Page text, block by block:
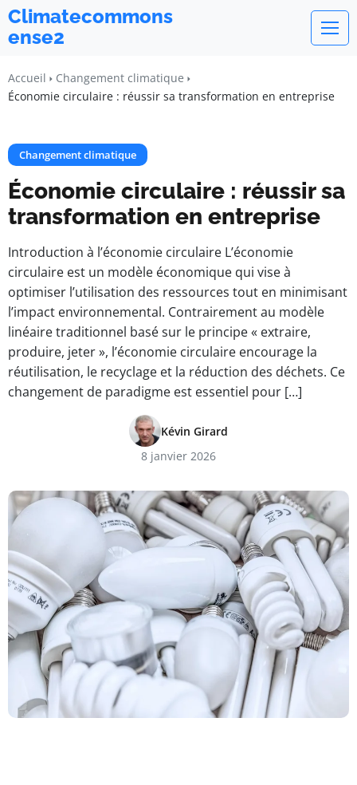
Climatecommons
ense2
Accueil
Changement climatique
Économie circulaire : réussir sa transformation en entreprise
Changement climatique
Économie circulaire : réussir sa
transformation en entreprise
Introduction à l’économie circulaire L’économie
circulaire est un modèle économique qui vise à
optimiser l’utilisation des ressources tout en minimisant
l’impact environnemental. Contrairement au modèle
linéaire traditionnel basé sur le principe « extraire,
produire, jeter », l’économie circulaire encourage la
réutilisation, le recyclage et la réduction des déchets. Ce
changement de paradigme est essentiel pour […]
Kévin Girard
8 janvier 2026